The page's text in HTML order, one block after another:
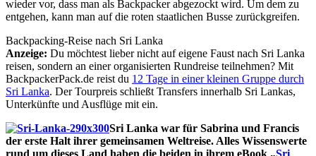
wieder vor, dass man als Backpacker abgezockt wird. Um dem zu
entgehen, kann man auf die roten staatlichen Busse zurückgreifen.
Backpacking-Reise nach Sri Lanka
Anzeige: Du möchtest lieber nicht auf eigene Faust nach Sri Lanka
reisen, sondern an einer organisierten Rundreise teilnehmen? Mit
BackpackerPack.de reist du 12 Tage in einer kleinen Gruppe durch
Sri Lanka. Der Tourpreis schließt Transfers innerhalb Sri Lankas,
Unterkünfte und Ausflüge mit ein.
Sri Lanka war für Sabrina und Francis
der erste Halt ihrer gemeinsamen Weltreise. Alles Wissenswerte
rund um dieses Land haben die beiden in ihrem eBook „Sri